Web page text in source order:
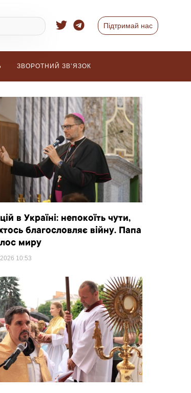
Підтримай нас
ЗВОРОТНИЙ ЗВ’ЯЗОК
в Україні: непокоїть чути,
благословляє війну. Папа
миру
10:53